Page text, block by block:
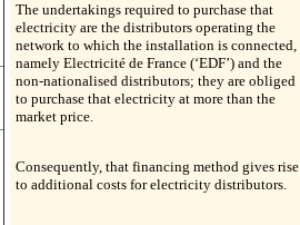
The undertakings required to purchase that
electricity are the distributors operating the
network to which the installation is connected,
namely Electricité de France (‘EDF’) and the
non-nationalised distributors; they are obliged
to purchase that electricity at more than the
market price.
Consequently, that financing method gives rise
to additional costs for electricity distributors.